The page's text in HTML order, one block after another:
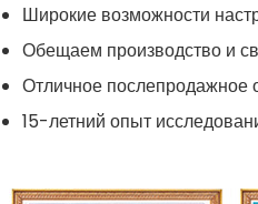
Широкие возможности
Обещаем производство и
Отличное послепродажное
15-летний опыт